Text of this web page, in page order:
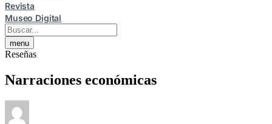
Revista
Museo Digital
menu
Reseñas
Narraciones económicas